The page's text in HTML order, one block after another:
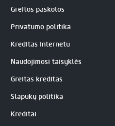
Greitos paskolos
Privatumo politika
Kreditas internetu
Naudojimosi taisyklės
Greitas kreditas
Slapukų politika
Kreditai